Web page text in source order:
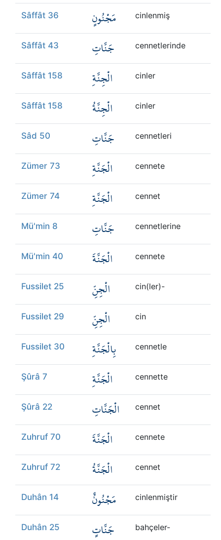
Sâffât 36 مَجْنُونٍ cinlenmiş
Sâffât 43 جَنَّاتِ cennetlerinde
Sâffât 158 الْجِنَّةِ cinler
Sâffât 158 الْجِنَّةُ cinler
Sâd 50 جَنَّاتِ cennetleri
Zümer 73 الْجَنَّةِ cennete
Zümer 74 الْجَنَّةِ cennet
Mü'min 8 جَنَّاتِ cennetlerine
Mü'min 40 الْجَنَّةَ cennete
Fussilet 25 الْجِنِّ cin(ler)-
Fussilet 29 الْجِنِّ cin
Fussilet 30 بِالْجَنَّةِ cennetle
Şûrâ 7 الْجَنَّةِ cennette
Şûrâ 22 الْجَنَّاتِ cennet
Zuhruf 70 الْجَنَّةَ cennete
Zuhruf 72 الْجَنَّةُ cennet
Duhân 14 مَجْنُونٌ cinlenmiştir
Duhân 25 جَنَّاتٍ bahçeler-